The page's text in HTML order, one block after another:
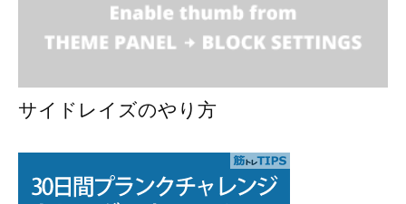
サイドレイズのやり方